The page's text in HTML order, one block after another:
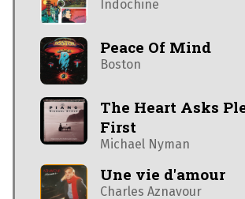
Indochine
Peace Of Mind
Boston
The Heart Asks
First
Michael Nyman
Une vie d'amour
Charles Aznavour